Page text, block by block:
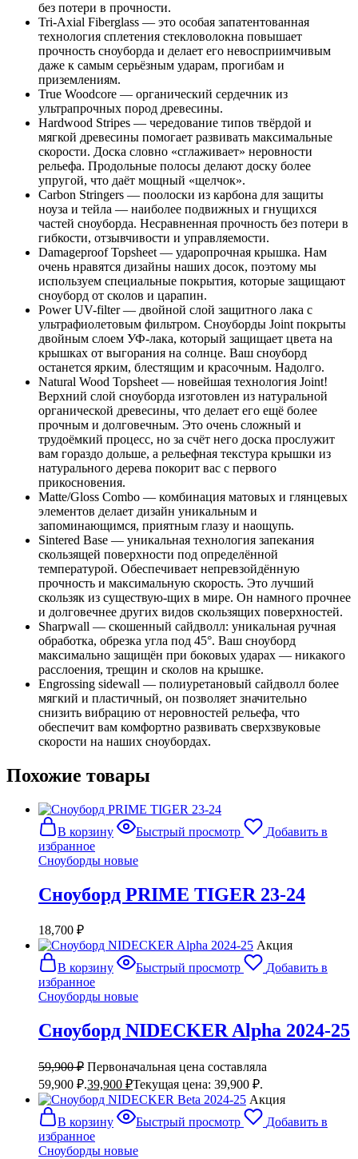
без потери в прочности.
Tri-Axial Fiberglass — это особая запатентованная
технология сплетения стекловолокна повышает
прочность сноуборда и делает его невосприимчивым
даже к самым серьёзным ударам, прогибам и
приземлениям.
True Woodcore — органический сердечник из
ультрапрочных пород древесины.
Hardwood Stripes — чередование типов твёрдой и
мягкой древесины помогает развивать максимальные
скорости. Доска словно «сглаживает» неровности
рельефа. Продольные полосы делают доску более
упругой, что даёт мощный «щелчок».
Carbon Stringers — поолоски из карбона для защиты
ноуза и тейла — наиболее подвижных и гнущихся
частей сноуборда. Несравненная прочность без потери в
гибкости, отзывчивости и управляемости.
Damageproof Topsheet — ударопрочная крышка. Нам
очень нравятся дизайны наших досок, поэтому мы
используем специальные покрытия, которые защищают
сноуборд от сколов и царапин.
Power UV-filter — двойной слой защитного лака с
ультрафиолетовым фильтром. Сноуборды Joint покрыты
двойным слоем УФ-лака, который защищает цвета на
крышках от выгорания на солнце. Ваш сноуборд
останется ярким, блестящим и красочным. Надолго.
Natural Wood Topsheet — новейшая технология Joint!
Верхний слой сноуборда изготовлен из натуральной
органической древесины, что делает его ещё более
прочным и долговечным. Это очень сложный и
трудоёмкий процесс, но за счёт него доска прослужит
вам гораздо дольше, а рельефная текстура крышки из
натурального дерева покорит вас с первого
прикосновения.
Matte/Gloss Combo — комбинация матовых и глянцевых
элементов делает дизайн уникальным и
запоминающимся, приятным глазу и наощупь.
Sintered Base — уникальная технология запекания
скользящей поверхности под определённой
температурой. Обеспечивает непревзойдённую
прочность и максимальную скорость. Это лучший
скользяк из существую-щих в мире. Он намного прочнее
и долговечнее других видов скользящих поверхностей.
Sharpwall — скошенный сайдволл: уникальная ручная
обработка, обрезка угла под 45°. Ваш сноуборд
максимально защищён при боковых ударах — никакого
расслоения, трещин и сколов на крышке.
Engrossing sidewall — полиуретановый сайдволл более
мягкий и пластичный, он позволяет значительно
снизить вибрацию от неровностей рельефа, что
обеспечит вам комфортно развивать сверхзвуковые
скорости на наших сноубордах.
Похожие товары
В корзину Быстрый просмотр
Добавить в
избранное
Сноуборды новые
Сноуборд PRIME TIGER 23-24
18,700 ₽
Акция
В корзину
Быстрый просмотр
Добавить в
избранное
Сноуборды новые
Сноуборд NIDECKER Alpha 2024-25
59,900₽ Первоначальная цена составляла
59,900 ₽.39,900 ₽Текущая цена: 39,900 ₽.
Акция
В корзину
Быстрый просмотр
Добавить в
избранное
Сноуборды новые